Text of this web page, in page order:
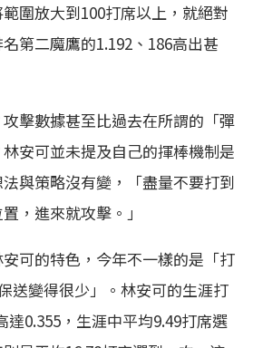
圍放大到100打席以上，就絕對
第二魔鷹的1.192、186高出甚
擊數據甚至比過去在所謂的「彈
安可並未提及自己的揮棒機制是
與策略沒有變，「盡量不要打到
，進來就攻擊。」
可的特色，今年不一樣的是「打
送變得很少」。林安可的生涯打
達0.355，生涯中平均9.49打席選